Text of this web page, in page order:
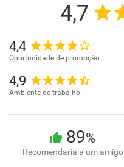
4,7
4,4
Oportunidade de promoção
4,9
Ambiente de trabalho
89%
Recomendaria a um amigo